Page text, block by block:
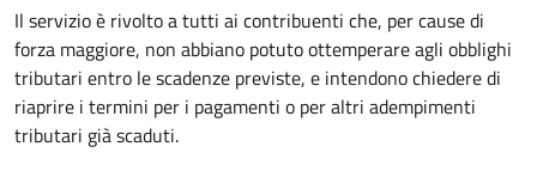
Il servizio è rivolto a tutti ai contribuenti che, per cause di
forza maggiore, non abbiano potuto ottemperare agli obblighi
tributari entro le scadenze previste, e intendono chiedere di
riaprire i termini per i pagamenti o per altri adempimenti
tributari già scaduti.